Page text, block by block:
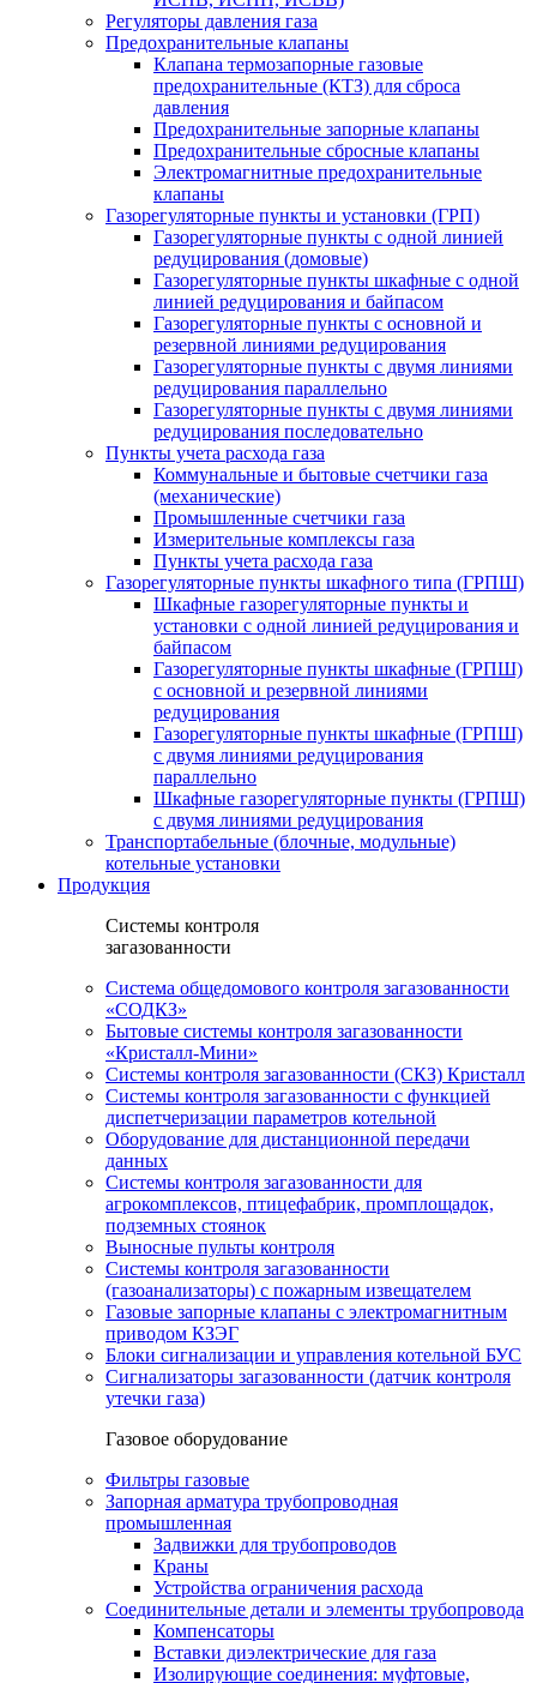
Регуляторы давления газа
Предохранительные клапаны
Клапана термозапорные газовые
предохранительные (КТЗ) для сброса
давления
Предохранительные запорные клапаны
Предохранительные сбросные клапаны
Электромагнитные предохранительные
клапаны
Газорегуляторные пункты и установки (ГРП)
Газорегуляторные пункты с одной линией
редуцирования (домовые)
Газорегуляторные пункты шкафные с одной
линией редуцирования и байпасом
Газорегуляторные пункты с основной и
резервной линиями редуцирования
Газорегуляторные пункты с двумя линиями
редуцирования параллельно
Газорегуляторные пункты с двумя линиями
редуцирования последовательно
Пункты учета расхода газа
Коммунальные и бытовые счетчики газа
(механические)
Промышленные счетчики газа
Измерительные комплексы газа
Пункты учета расхода газа
Газорегуляторные пункты шкафного типа (ГРПШ)
Шкафные газорегуляторные пункты и
установки c одной линией редуцирования и
байпасом
Газорегуляторные пункты шкафные (ГРПШ)
с основной и резервной линиями
редуцирования
Газорегуляторные пункты шкафные (ГРПШ)
с двумя линиями редуцирования
параллельно
Шкафные газорегуляторные пункты (ГРПШ)
c двумя линиями редуцирования
Транспортабельные (блочные, модульные)
котельные установки
Продукция
Системы контроля
загазованности
Система общедомового контроля загазованности
«СОДКЗ»
Бытовые системы контроля загазованности
«Кристалл-Мини»
Системы контроля загазованности (СКЗ) Кристалл
Системы контроля загазованности с функцией
диспетчеризации параметров котельной
Оборудование для дистанционной передачи
данных
Системы контроля загазованности для
агрокомплексов, птицефабрик, промплощадок,
подземных стоянок
Выносные пульты контроля
Системы контроля загазованности
(газоанализаторы) с пожарным извещателем
Газовые запорные клапаны с электромагнитным
приводом КЗЭГ
Блоки сигнализации и управления котельной БУС
Сигнализаторы загазованности (датчик контроля
утечки газа)
Газовое оборудование
Фильтры газовые
Запорная арматура трубопроводная
промышленная
Задвижки для трубопроводов
Краны
Устройства ограничения расхода
Соединительные детали и элементы трубопровода
Компенсаторы
Вставки диэлектрические для газа
Изолирующие соединения: муфтовые,